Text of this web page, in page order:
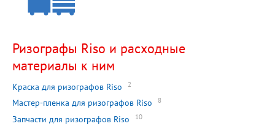
Ризографы Riso и расходные
материалы к ним
Краска для ризографов Riso 2
Мастер-пленка для ризографов Riso 8
Запчасти для ризографов Riso 10